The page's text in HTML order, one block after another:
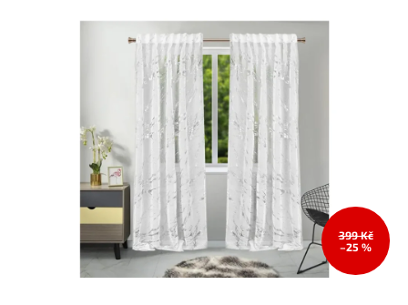
0,0
hvězdiček.
399 Kč
–25 %